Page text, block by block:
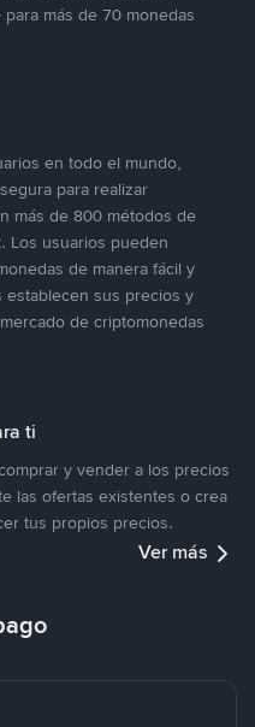
más de 70 monedas
en todo el mundo,
para realizar
más de 800 métodos de
Los usuarios pueden
de manera fácil y
establecen sus precios y
de criptomonedas
ti
y vender a los precios
las ofertas existentes o crea
tus propios precios.
Ver más